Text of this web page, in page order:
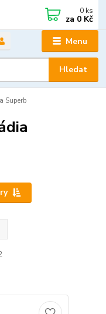
Menu
Hledat
0 ks
za 0 Kč
Superb